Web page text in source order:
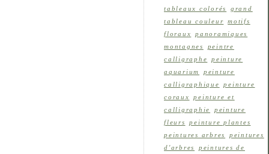
tableaux colorés
grand
tableau couleur
motifs
floraux
panoramiques
montagnes
peintre
calligraphe
peinture
aquarium
peinture
calligraphique
peinture
coraux
peinture et
calligraphie
peinture
fleurs
peinture plantes
peintures arbres
peintures
d'arbres
peintures de